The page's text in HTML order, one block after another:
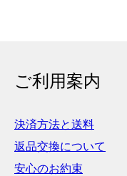
ご利用案内
決済方法と送料
返品交換について
安心のお約束